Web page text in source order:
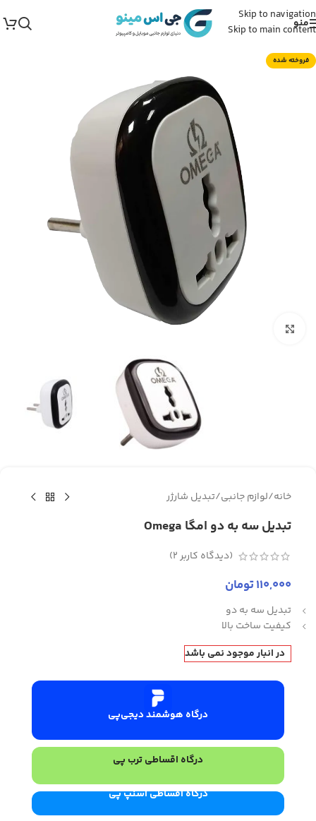
Skip to navigation
Skip to main content
منو
فروخته شده
برای بزرگنمایی کلیک کنید
خانه/لوازم جانبی/تبدیل شارژر
تبدیل سه به دو امگا Omega
(دیدگاه کاربر2
)
110,000تومان
تبدیل سه به دو
کیفیت ساخت بالا
در انبار موجود نمی باشد
درگاه هوشمند دیجی‌پی
درگاه اقساطی ترب پی
درگاه اقساطی اسنپ پی